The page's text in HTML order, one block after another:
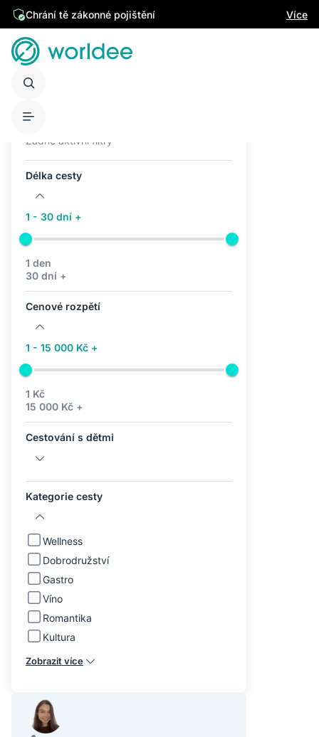
Chrání tě zákonné pojištění Více
Žádné aktivní filtry
Délka cesty
1 - 30 dní +
1 den
30 dní +
Cenové rozpětí
1 - 15 000 Kč +
1 Kč
15 000 Kč +
Cestování s dětmi
Kategorie cesty
Wellness
Dobrodružství
Gastro
Víno
Romantika
Kultura
Zobrazit více